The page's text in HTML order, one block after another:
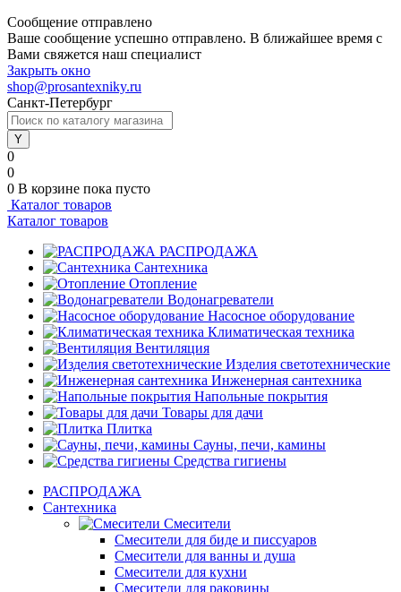
Сообщение отправлено
Ваше сообщение успешно отправлено. В ближайшее время с
Вами свяжется наш специалист
Закрыть окно
shop@prosantexniky.ru
Санкт-Петербург
0
0
0 В корзине пока пусто
Каталог товаров
Каталог товаров
РАСПРОДАЖА
Сантехника
Отопление
Водонагреватели
Насосное оборудование
Климатическая техника
Вентиляция
Изделия светотехнические
Инженерная сантехника
Напольные покрытия
Товары для дачи
Плитка
Сауны, печи, камины
Средства гигиены
РАСПРОДАЖА
Сантехника
Смесители
Смесители для биде и писсуаров
Смесители для ванны и душа
Смесители для кухни
Смесители для раковины